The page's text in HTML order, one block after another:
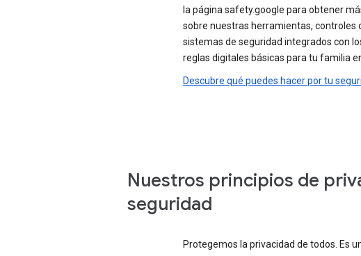
la página safety.google para obtener
sobre nuestras herramientas, controles
sistemas de seguridad integrados con
reglas digitales básicas para tu familia
Descubre qué puedes hacer por tu
Nuestros principios de
seguridad
Protegemos la privacidad de todos. Es